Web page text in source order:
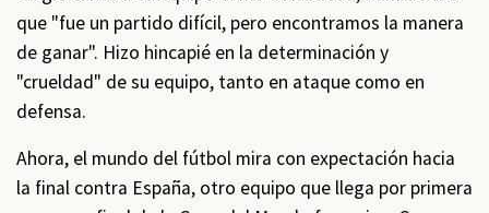
que "fue un partido difícil, pero encontramos la manera
de ganar". Hizo hincapié en la determinación y
"crueldad" de su equipo, tanto en ataque como en
defensa.
Ahora, el mundo del fútbol mira con expectación hacia
la final contra España, otro equipo que llega por primera